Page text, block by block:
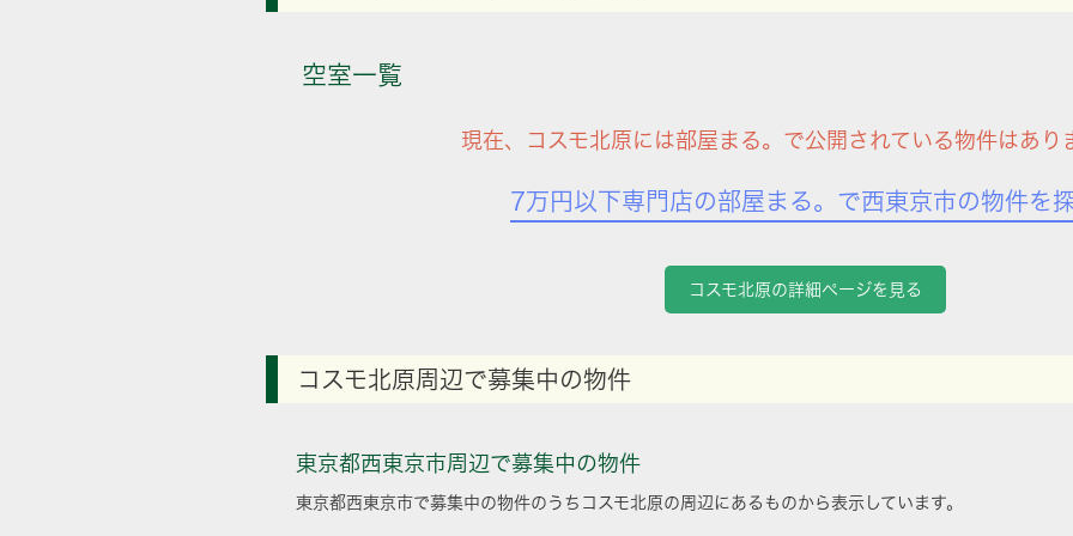
空室一覧
現在、コスモ北原には部屋まる。で公開されている物件はあり
7万円以下専門店の部屋まる。で西東京市の物件を
コスモ北原の詳細ページを見る
コスモ北原周辺で募集中の物件
東京都西東京市周辺で募集中の物件
東京都西東京市で募集中の物件のうちコスモ北原の周辺にあるものから表示しています。